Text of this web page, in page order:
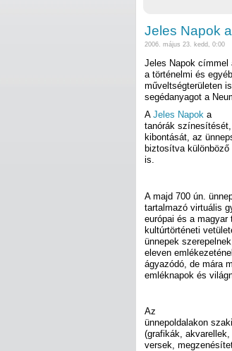
Jeles Napok
2006. május 23. kedd, 0:00
Jeles Napok címmel
a történelmi és
műveltségterületen
segédanyagot a
A Jeles Napok a
tanórák
kibontását, az
biztosítva
is.
A majd 700 ún.
tartalmazó virtuális
európai és a magyar
kultúrtörténeti
ünnepek
eleven
ágyazódó, de mára
emléknapok és
Az
ünnepoldalakon
(grafikák, akvarellek,
versek,